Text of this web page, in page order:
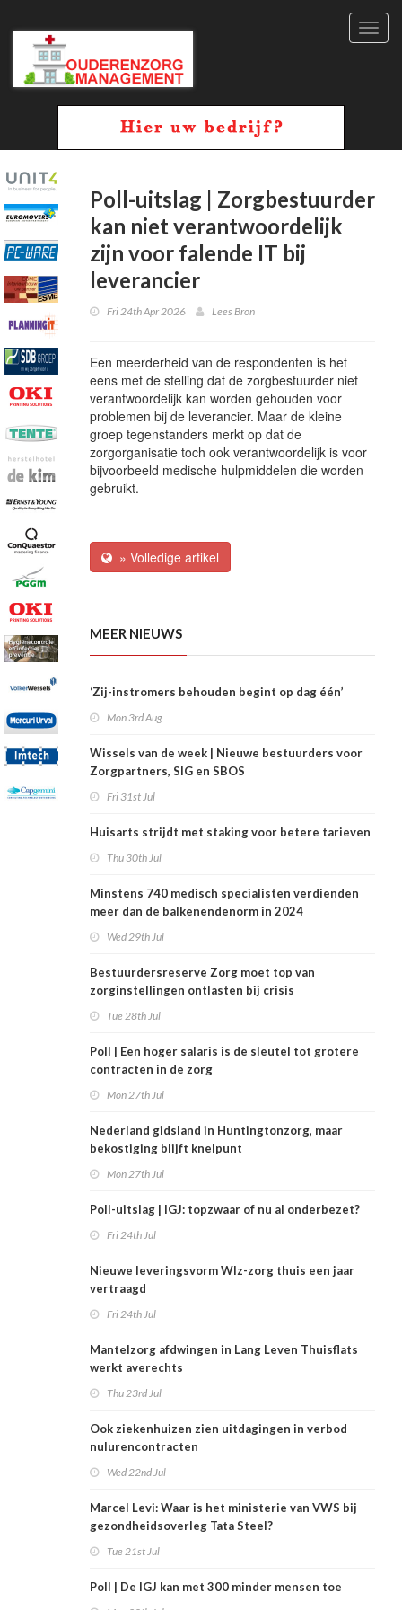
Poll-uitslag | Zorgbestuurder
kan niet verantwoordelijk
zijn voor falende IT bij
leverancier
Fri 24th Apr 2026 Lees Bron
Een meerderheid van de respondenten is het
eens met de stelling dat de zorgbestuurder niet
verantwoordelijk kan worden gehouden voor
problemen bij de leverancier. Maar de kleine
groep tegenstanders merkt op dat de
zorgorganisatie toch ook verantwoordelijk is voor
bijvoorbeeld medische hulpmiddelen die worden
gebruikt.
» Volledige artikel
MEER NIEUWS
‘Zij-instromers behouden begint op dag één’
Mon 3rd Aug
Wissels van de week | Nieuwe bestuurders voor
Zorgpartners, SIG en SBOS
Fri 31st Jul
Huisarts strijdt met staking voor betere tarieven
Thu 30th Jul
Minstens 740 medisch specialisten verdienden
meer dan de balkenendenorm in 2024
Wed 29th Jul
Bestuurdersreserve Zorg moet top van
zorginstellingen ontlasten bij crisis
Tue 28th Jul
Poll | Een hoger salaris is de sleutel tot grotere
contracten in de zorg
Mon 27th Jul
Nederland gidsland in Huntingtonzorg, maar
bekostiging blijft knelpunt
Mon 27th Jul
Poll-uitslag | IGJ: topzwaar of nu al onderbezet?
Fri 24th Jul
Nieuwe leveringsvorm Wlz-zorg thuis een jaar
vertraagd
Fri 24th Jul
Mantelzorg afdwingen in Lang Leven Thuisflats
werkt averechts
Thu 23rd Jul
Ook ziekenhuizen zien uitdagingen in verbod
nulurencontracten
Wed 22nd Jul
Marcel Levi: Waar is het ministerie van VWS bij
gezondheidsoverleg Tata Steel?
Tue 21st Jul
Poll | De IGJ kan met 300 minder mensen toe